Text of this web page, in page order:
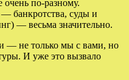
по-разному.
— банкротства, суды и
— весьма значительно.
— не только мы с вами, но
И уже это вызвало